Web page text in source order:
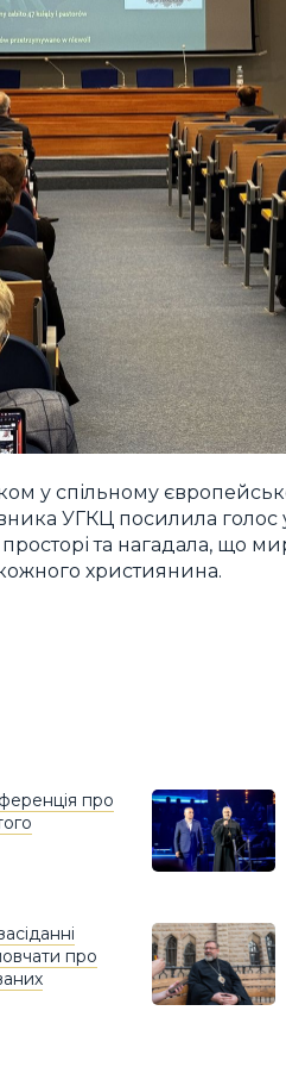
у спільному
УГКЦ посилила голос
та нагадала, що
християнина.
про
про